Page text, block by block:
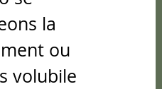
la
ou
volubile